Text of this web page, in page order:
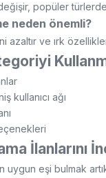
popüler türlerde
neden önemli?
azaltır ve ırk
kullanıcı ağı
İlanlarını
uygun eşi bulmak